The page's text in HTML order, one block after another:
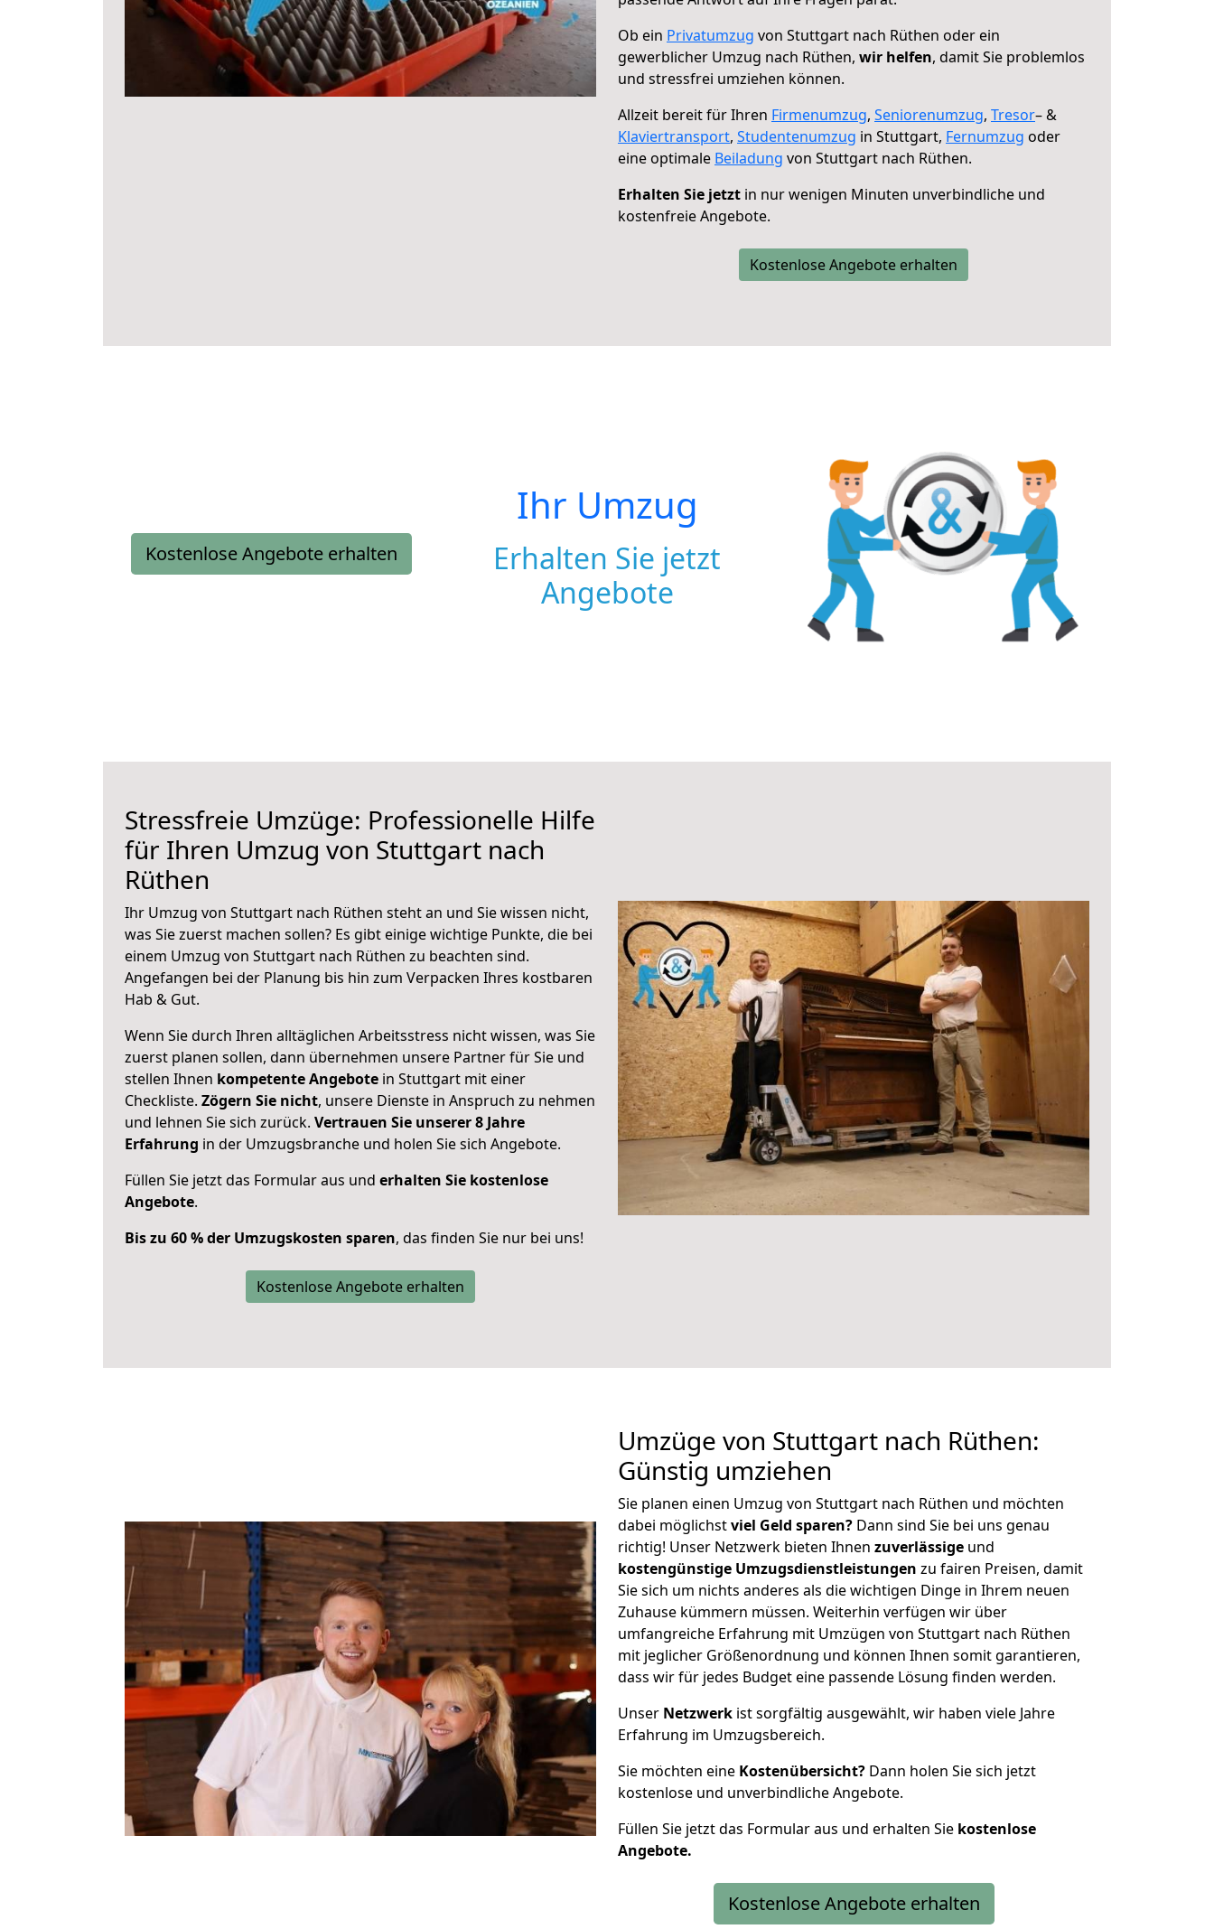
Ob ein Privatumzug von Stuttgart nach Rüthen oder ein
gewerblicher Umzug nach Rüthen, wir helfen, damit Sie problemlos
und stressfrei umziehen können.
Allzeit bereit für Ihren Firmenumzug, Seniorenumzug, Tresor– &
Klaviertransport, Studentenumzug in Stuttgart, Fernumzug oder
eine optimale Beiladung von Stuttgart nach Rüthen.
Erhalten Sie jetzt in nur wenigen Minuten unverbindliche und
kostenfreie Angebote.
Kostenlose Angebote erhalten
Kostenlose Angebote erhalten
Ihr Umzug
Erhalten Sie jetzt
Angebote
Stressfreie Umzüge: Professionelle Hilfe
für Ihren Umzug von Stuttgart nach
Rüthen
Ihr Umzug von Stuttgart nach Rüthen steht an und Sie wissen nicht,
was Sie zuerst machen sollen? Es gibt einige wichtige Punkte, die bei
einem Umzug von Stuttgart nach Rüthen zu beachten sind.
Angefangen bei der Planung bis hin zum Verpacken Ihres kostbaren
Hab & Gut.
Wenn Sie durch Ihren alltäglichen Arbeitsstress nicht wissen, was Sie
zuerst planen sollen, dann übernehmen unsere Partner für Sie und
stellen Ihnen kompetente Angebote in Stuttgart mit einer
Checkliste. Zögern Sie nicht, unsere Dienste in Anspruch zu nehmen
und lehnen Sie sich zurück. Vertrauen Sie unserer 8 Jahre
Erfahrung in der Umzugsbranche und holen Sie sich Angebote.
Füllen Sie jetzt das Formular aus und erhalten Sie kostenlose
Angebote.
Bis zu 60 % der Umzugskosten sparen, das finden Sie nur bei uns!
Kostenlose Angebote erhalten
Umzüge von Stuttgart nach Rüthen:
Günstig umziehen
Sie planen einen Umzug von Stuttgart nach Rüthen und möchten
dabei möglichstviel Geld sparen? Dann sind Sie bei uns genau
richtig! Unser Netzwerk bieten Ihnen zuverlässige und
kostengünstige Umzugsdienstleistungen zu fairen Preisen, damit
Sie sich um nichts anderes als die wichtigen Dinge in Ihrem neuen
Zuhause kümmern müssen. Weiterhin verfügen wir über
umfangreiche Erfahrung mit Umzügen von Stuttgart nach Rüthen
mit jeglicher Größenordnung und können Ihnen somit garantieren,
dass wir für jedes Budget eine passende Lösung finden werden.
Unser Netzwerk ist sorgfältig ausgewählt, wir haben viele Jahre
Erfahrung im Umzugsbereich.
Sie möchten eine Kostenübersicht? Dann holen Sie sich jetzt
kostenlose und unverbindliche Angebote.
Füllen Sie jetzt das Formular aus und erhalten Sie kostenlose
Angebote.
Kostenlose Angebote erhalten